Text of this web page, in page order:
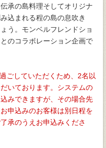
承の島料理そしてオリジナ
込まれる程の島の息吹き
う。モンベルフレンドショ
のコラボレーション企画で
ごしていただくため、2名以
いております。システムの
みできますが、その場合先
申込みのお客様は別日程を
承のうえお申込みくださ